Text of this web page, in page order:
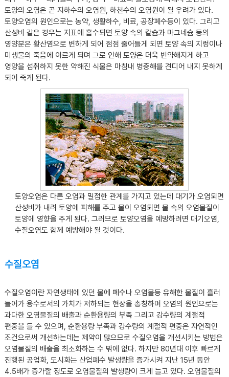
토양의 오염은 곧 지하수의 오염원, 하천수의 오염원이 될 우려가 있다.
토양오염의 원인으로는 농약, 생활하수, 비료, 공장폐수등이 있다. 그리고
산성비 같은 경우는 지표에 흡수되면 토양 속의 칼슘과 마그네슘 등의
영양분은 황산염으로 변하게 되어 점점 줄어들게 되면 토양 속의 지렁이나
미생물의 죽음에 이르게 되며 그로 인해 토양은 더욱 빈약해지게 하고
영양을 섭취하지 못한 약해진 식물은 마침내 병충해를 견디어 내지 못하게
되어 죽게 된다.
토양오염은 다른 오염과 밀접한 관계를 가지고 있는데 대기가 오염되면
산성비가 내려 토양에 피해를 주고 물이 오염되면 물 속의 오염물질이
토양에 영향을 주게 된다. 그러므로 토양오염을 예방하려면 대기오염,
수질오염도 함께 예방해야 될 것이다.
수질오염
수질오염이란 자연생태에 있던 물에 폐수나 오염물등 유해한 물질이 흘러
들어가 용수로서의 가치가 저하되는 현상을 총칭하며 오염의 원인으로는
과다한 오염물질의 배출과 순환용량의 부족 그리고 강수량의 계절적
편중을 들 수 있으며, 순환용량 부족과 강수량의 계절적 편중은 자연적인
조건으로써 개선하는데는 제약이 많으므로 수질오염을 개선시키는 방법은
오염물질의 배출을 최소화하는 수 밖에 없다. 하지만 80년대 이후 빠르게
진행된 공업화, 도시화는 산업폐수 발생량을 증가시켜 지난 15년 동안
4.5배가 증가할 정도로 오염물질의 발생량이 크게 늘고 있다. 오염물질의